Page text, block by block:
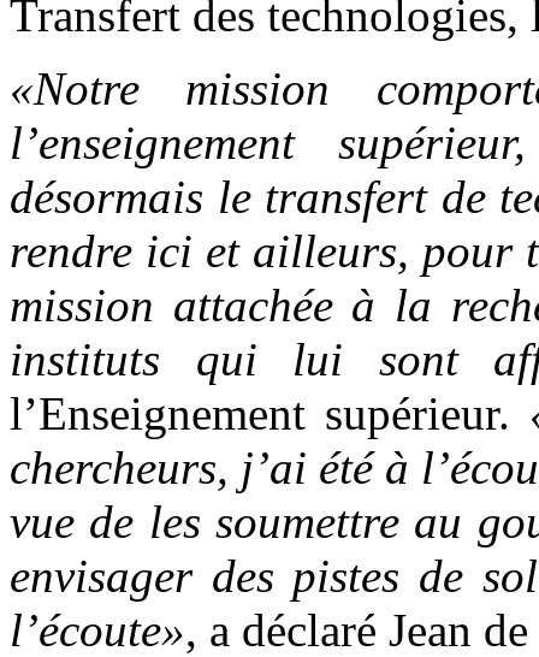
Transfert des
«Notre mission
l’enseignement
désormais le transfert de
rendre ici et ailleurs, pour
mission attachée à la
instituts qui lui sont
l’Enseignement supérieur.
chercheurs, j’ai été à
vue de les soumettre au
envisager des pistes de
l’écoute», a déclaré Jean